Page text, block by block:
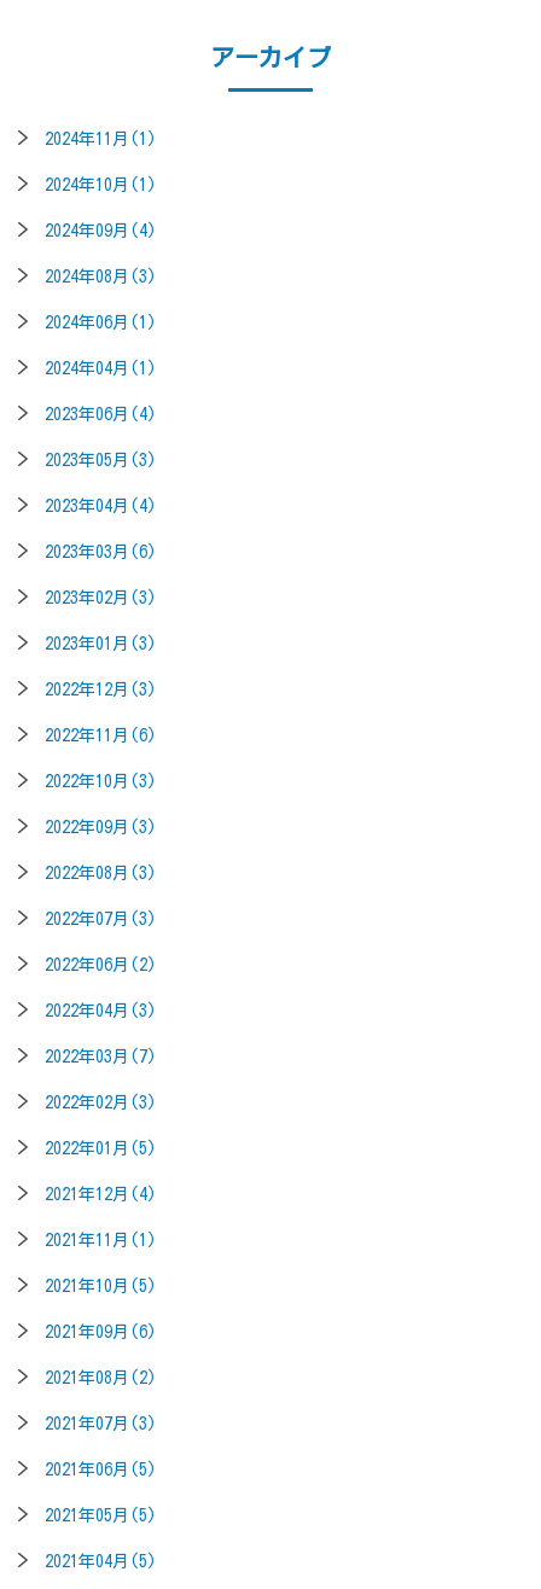
アーカイブ
2024年11月(1)
2024年10月(1)
2024年09月(4)
2024年08月(3)
2024年06月(1)
2024年04月(1)
2023年06月(4)
2023年05月(3)
2023年04月(4)
2023年03月(6)
2023年02月(3)
2023年01月(3)
2022年12月(3)
2022年11月(6)
2022年10月(3)
2022年09月(3)
2022年08月(3)
2022年07月(3)
2022年06月(2)
2022年04月(3)
2022年03月(7)
2022年02月(3)
2022年01月(5)
2021年12月(4)
2021年11月(1)
2021年10月(5)
2021年09月(6)
2021年08月(2)
2021年07月(3)
2021年06月(5)
2021年05月(5)
2021年04月(5)